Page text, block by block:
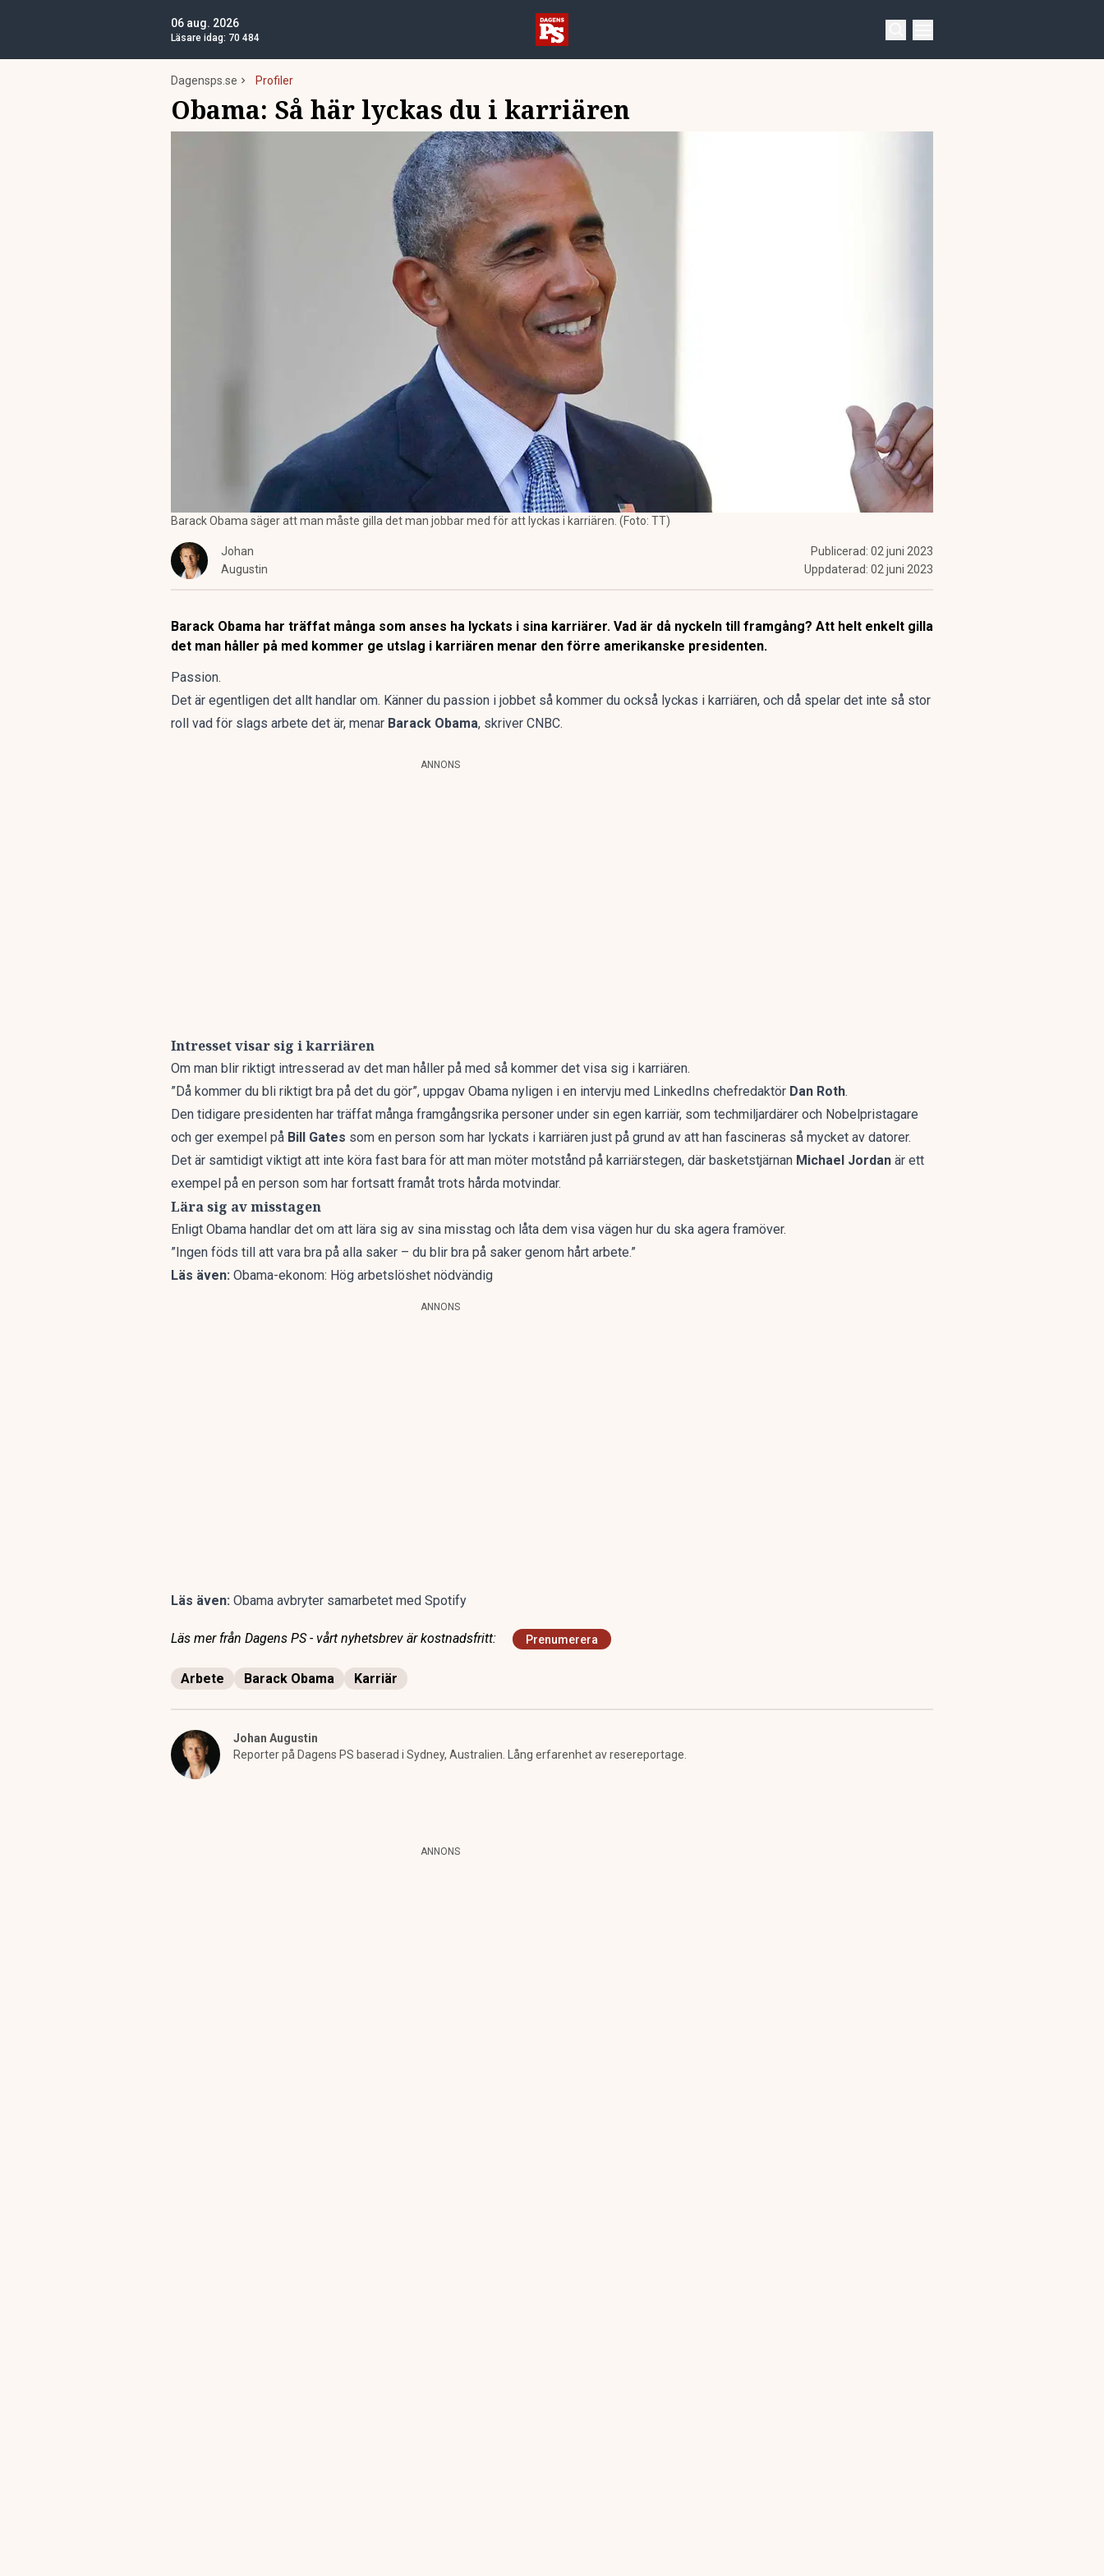
06 aug. 2026
Läsare idag: 70 484
Dagensps.se Profiler
Obama: Så här lyckas du i karriären
Barack Obama säger att man måste gilla det man jobbar med för att lyckas i karriären. (Foto: TT)
Johan
Augustin
Publicerad: 02 juni 2023
Uppdaterad: 02 juni 2023
Barack Obama har träffat många som anses ha lyckats i sina karriärer. Vad är då nyckeln till framgång? Att helt enkelt gilla
det man håller på med kommer ge utslag i karriären menar den förre amerikanske presidenten.
Passion.
Det är egentligen det allt handlar om. Känner du passion i jobbet så kommer du också lyckas i karriären, och då spelar det inte så stor
roll vad för slags arbete det är, menar Barack Obama, skriver CNBC.
ANNONS
Intresset visar sig i karriären
Om man blir riktigt intresserad av det man håller på med så kommer det visa sig i karriären.
”Då kommer du bli riktigt bra på det du gör”, uppgav Obama nyligen i en intervju med LinkedIns chefredaktör Dan Roth.
Den tidigare presidenten har träffat många framgångsrika personer under sin egen karriär, som techmiljardärer och Nobelpristagare
och ger exempel på Bill Gates som en person som har lyckats i karriären just på grund av att han fascineras så mycket av datorer.
Det är samtidigt viktigt att inte köra fast bara för att man möter motstånd på karriärstegen, där basketstjärnan Michael Jordan är ett
exempel på en person som har fortsatt framåt trots hårda motvindar.
Lära sig av misstagen
Enligt Obama handlar det om att lära sig av sina misstag och låta dem visa vägen hur du ska agera framöver.
”Ingen föds till att vara bra på alla saker – du blir bra på saker genom hårt arbete.”
Läs även: Obama-ekonom: Hög arbetslöshet nödvändig
ANNONS
Läs även: Obama avbryter samarbetet med Spotify
Läs mer från Dagens PS - vårt nyhetsbrev är kostnadsfritt: Prenumerera
Arbete Barack Obama Karriär
Johan Augustin
Reporter på Dagens PS baserad i Sydney, Australien. Lång erfarenhet av resereportage.
ANNONS